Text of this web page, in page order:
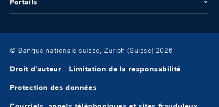
Portails
© Banque nationale suisse, Zurich (Suisse) 2026
Droit d'auteur Limitation de la responsabilité
Protection des données